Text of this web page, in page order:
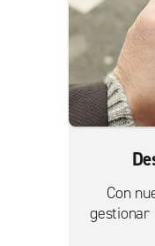
Con
gestionar